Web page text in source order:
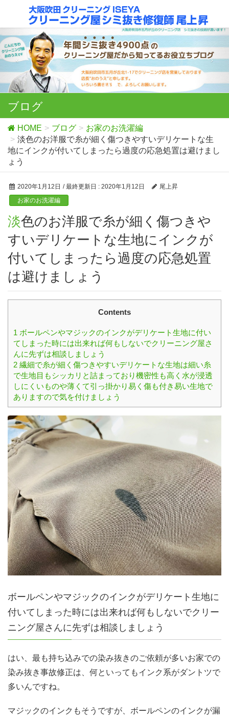
ブログ
HOME ブログ
お家のお洗濯編
淡色のお洋服で糸が細く傷つきやすいデリケートな生
地にインクが付いてしまったら過度の応急処置は避けまし
ょう
2020年1月12日 / 最終更新日 : 2020年1月12日
尾上昇
お家のお洗濯編
淡色のお洋服で糸が細く傷つきや
すいデリケートな生地にインクが
付いてしまったら過度の応急処置
は避けましょう
Contents
1 ボールペンやマジックのインクがデリケート生地に付い
てしまった時には出来れば何もしないでクリーニング屋さ
んに先ずは相談しましょう
2 繊細で糸が細く傷つきやすいデリケートな生地は細い糸
で生地目もシッカリと詰まっており機密性も高く水が浸透
しにくいものや薄くて引っ掛かり易く傷も付き易い生地で
ありますので気を付けましょう
ボールペンやマジックのインクがデリケート生地に
付いてしまった時には出来れば何もしないでクリー
ニング屋さんに先ずは相談しましょう
はい、最も持ち込みでの染み抜きのご依頼が多いお家での
染み抜き事故修正は、何といってもインク系がダントツで
多いんですね。
マジックのインクもそうですが、ボールペンのインクが漏